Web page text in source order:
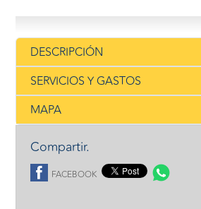
DESCRIPCIÓN
SERVICIOS Y GASTOS
MAPA
Compartir.
FACEBOOK